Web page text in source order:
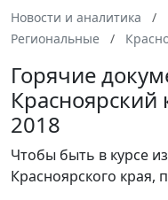
Новости и аналитика
Региональные
Горячие
Красноярский
2018
Чтобы быть в курсе
Красноярского края,